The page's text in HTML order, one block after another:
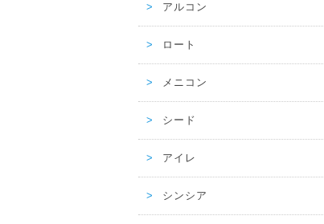
アルコン
ロート
メニコン
シード
アイレ
シンシア